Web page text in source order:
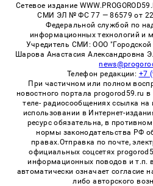
Сетевое издание
СМИ ЭЛ № ФС 77 — 86579 от 22
Федеральной службой по
информационных технологий и
Учредитель СМИ: ООО "Городской
Шарова Анастасия Александровна
Телефон редакции: +7
При частичном или полном
новостного портала progorod59.ru
теле- радиосообщениях ссылка на
использовании в Интернет-
ресурс обязательна, в
нормы законодательства РФ
правах.Отправка по почте,
официальных соцсетях
информационных поводов и т.п.
автоматически означает согласие
либо авторского